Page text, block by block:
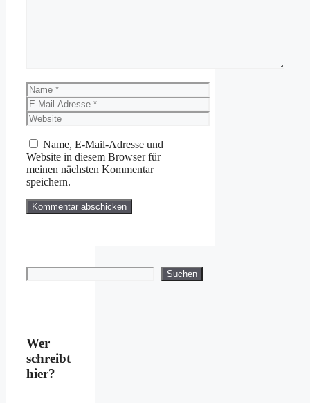
Name
E-
Mail-
Adresse
Website
Name, E-Mail-Adresse und
Website in diesem Browser für
meinen nächsten Kommentar
speichern.
Suchen Suchen
Wer
schreibt
hier?